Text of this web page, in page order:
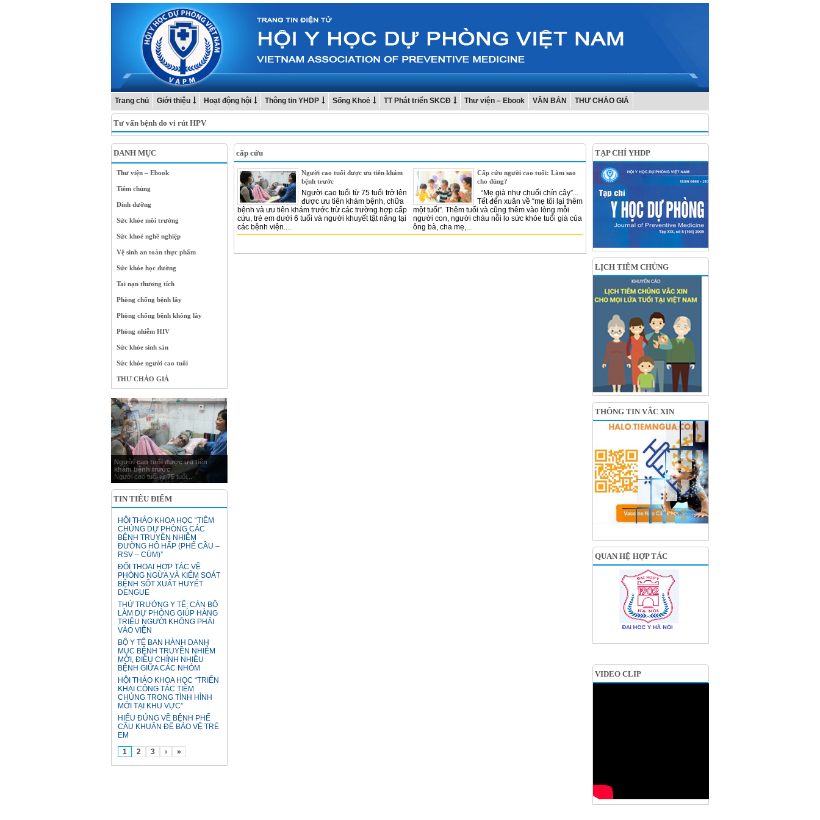
Trang chủ Giới thiệu Hoạt động hội Thông tin YHDP Sống Khoẻ TT Phát triển SKCĐ Thư viện – Ebook VĂN BẢN THƯ CHÀO GIÁ
Tư vấn bệnh do vi rút HPV
DANH MỤC
Thư viện – Ebook
Tiêm chủng
Dinh dưỡng
Sức khỏe môi trường
Sức khoẻ nghề nghiệp
Vệ sinh an toàn thực phẩm
Sức khỏe học đường
Tai nạn thương tích
Phòng chống bệnh lây
Phòng chống bệnh không lây
Phòng nhiễm HIV
Sức khỏe sinh sản
Sức khỏe người cao tuổi
THƯ CHÀO GIÁ
Người cao tuổi được ưu tiên
khám bệnh trước
Người cao tuổi từ 75 tuổi...
TIN TIÊU ĐIỂM
HỘI THẢO KHOA HỌC “TIÊM
CHỦNG DỰ PHÒNG CÁC
BỆNH TRUYỀN NHIỄM
ĐƯỜNG HÔ HẤP (PHẾ CẦU –
RSV – CÚM)”
ĐỐI THOẠI HỢP TÁC VỀ
PHÒNG NGỪA VÀ KIỂM SOÁT
BỆNH SỐT XUẤT HUYẾT
DENGUE
THỨ TRƯỞNG Y TẾ: CÁN BỘ
LÀM DỰ PHÒNG GIÚP HÀNG
TRIỆU NGƯỜI KHÔNG PHẢI
VÀO VIỆN
BỘ Y TẾ BAN HÀNH DANH
MỤC BỆNH TRUYỀN NHIỄM
MỚI, ĐIỀU CHỈNH NHIỀU
BỆNH GIỮA CÁC NHÓM
HỘI THẢO KHOA HỌC “TRIỂN
KHAI CÔNG TÁC TIÊM
CHỦNG TRONG TÌNH HÌNH
MỚI TẠI KHU VỰC”
HIỂU ĐÚNG VỀ BỆNH PHẾ
CẦU KHUẨN ĐỂ BẢO VỆ TRẺ
EM
1
2 3 › »
cấp cứu
Người cao tuổi được ưu tiên khám
bệnh trước
Người cao tuổi từ 75 tuổi trở lên
được ưu tiên khám bệnh, chữa
bệnh và ưu tiên khám trước trừ các trường hợp cấp
cứu, trẻ em dưới 6 tuổi và người khuyết tật nặng tại
các bệnh viện....
Cấp cứu người cao tuổi: Làm sao
cho đúng?
“Mẹ già như chuối chín cây”...
Tết đến xuân về “mẹ tôi lại thêm
một tuổi”. Thêm tuổi và cũng thêm vào lòng mỗi
người con, người cháu nỗi lo sức khỏe tuổi già của
ông bà, cha mẹ,...
TẠP CHÍ YHDP
LỊCH TIÊM CHỦNG
THÔNG TIN VẮC XIN
QUAN HỆ HỢP TÁC
VIDEO CLIP